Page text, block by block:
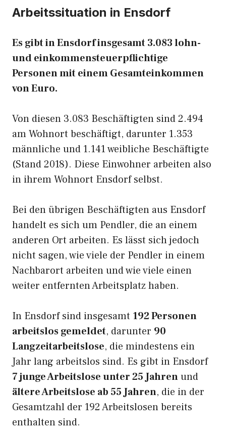
Arbeitssituation in Ensdorf
Es gibt in Ensdorf insgesamt 3.083 lohn-
und einkommensteuerpflichtige
Personen mit einem Gesamteinkommen
von Euro.
Von diesen 3.083 Beschäftigten sind 2.494
am Wohnort beschäftigt, darunter 1.353
männliche und 1.141 weibliche Beschäftigte
(Stand 2018). Diese Einwohner arbeiten also
in ihrem Wohnort Ensdorf selbst.
Bei den übrigen Beschäftigten aus Ensdorf
handelt es sich um Pendler, die an einem
anderen Ort arbeiten. Es lässt sich jedoch
nicht sagen, wie viele der Pendler in einem
Nachbarort arbeiten und wie viele einen
weiter entfernten Arbeitsplatz haben.
In Ensdorf sind insgesamt 192 Personen
arbeitslos gemeldet, darunter 90
Langzeitarbeitslose, die mindestens ein
Jahr lang arbeitslos sind. Es gibt in Ensdorf
7 junge Arbeitslose unter 25 Jahrenund
ältere Arbeitslose ab 55 Jahren, die in der
Gesamtzahl der 192 Arbeitslosen bereits
enthalten sind.